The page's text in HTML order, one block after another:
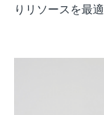
りリソースを最